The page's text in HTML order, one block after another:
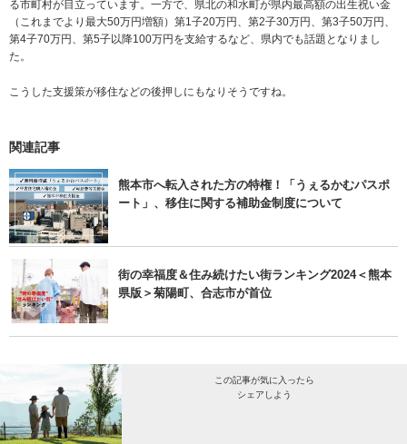
る市町村が目立っています。一方で、県北の和水町が県内最高額の出生祝い金
（これまでより最大50万円増額）第1子20万円、第2子30万円、第3子50万円、
第4子70万円、第5子以降100万円を支給するなど、県内でも話題となりまし
た。
こうした支援策が移住などの後押しにもなりそうですね。
関連記事
熊本市へ転入された方の特権！「うぇるかむパスポ
ート」、移住に関する補助金制度について
街の幸福度＆住み続けたい街ランキング2024＜熊本
県版＞菊陽町、合志市が首位
この記事が気に入ったら
シェアしよう